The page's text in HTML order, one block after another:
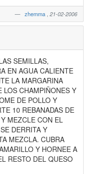
zhemma 21-02-2006
SEMILLAS,
EN AGUA CALIENTE
LA MARGARINA
LOS CHAMPIÑONES Y
DE POLLO Y
10 REBANADAS DE
MEZCLE CON EL
DERRITA Y
MEZCLA. CUBRA
Y HORNEE A
RESTO DEL QUESO